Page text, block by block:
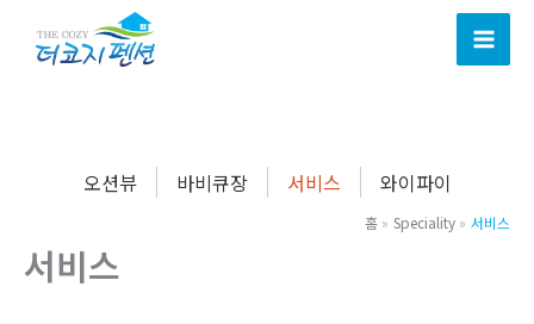
오션뷰 바비큐장 서비스 와이파이
홈 Speciality 서비스
서비스